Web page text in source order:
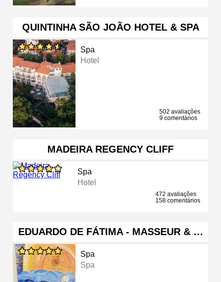
QUINTINHA SÃO JOÃO HOTEL & SPA
Spa
Hotel
502 avaliações
9 comentários
MADEIRA REGENCY CLIFF
Spa
Hotel
472 avaliações
158 comentários
EDUARDO DE FÁTIMA - MASSEUR & …
Spa
Spa